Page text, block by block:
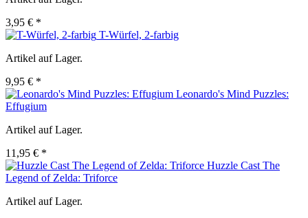
3,95 € *
T-Würfel, 2-farbig
Artikel auf Lager.
9,95 € *
Leonardo's Mind Puzzles:
Effugium
Artikel auf Lager.
11,95 € *
Huzzle Cast The
Legend of Zelda: Triforce
Artikel auf Lager.